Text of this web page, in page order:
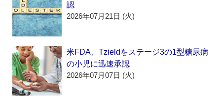
認
2026年07月21日 (火)
米FDA、Tzieldをステージ3の1型糖尿病
の小児に迅速承認
2026年07月07日 (火)